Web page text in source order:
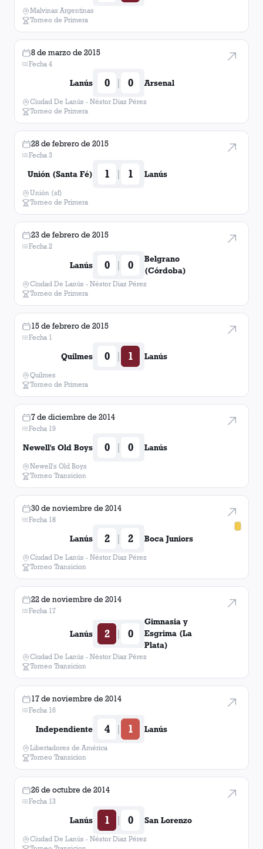
Malvinas Argentinas
Torneo de Primera
8 de marzo de 2015
Fecha 4
Lanús 0 | 0 Arsenal
Ciudad De Lanús - Néstor Diaz Pérez
Torneo de Primera
28 de febrero de 2015
Fecha 3
Unión (Santa Fé) 1 | 1 Lanús
Unión (sf)
Torneo de Primera
23 de febrero de 2015
Fecha 2
Lanús 0 | 0
Belgrano
(Córdoba)
Ciudad De Lanús - Néstor Diaz Pérez
Torneo de Primera
15 de febrero de 2015
Fecha 1
Quilmes 0 | 1 Lanús
Quilmes
Torneo de Primera
7 de diciembre de 2014
Fecha 19
Newell's Old Boys 0 | 0 Lanús
Newell's Old Boys
Torneo Transicion
30 de noviembre de 2014
Fecha 18
Lanús 2 | 2 Boca Juniors
Ciudad De Lanús - Néstor Diaz Pérez
Torneo Transicion
22 de noviembre de 2014
Fecha 17
Lanús 2 | 0
Gimnasia y
Esgrima (La
Plata)
Ciudad De Lanús - Néstor Diaz Pérez
Torneo Transicion
17 de noviembre de 2014
Fecha 16
Independiente 4 | 1 Lanús
Libertadores de América
Torneo Transicion
26 de octubre de 2014
Fecha 13
Lanús 1 | 0 San Lorenzo
Ciudad De Lanús - Néstor Diaz Pérez